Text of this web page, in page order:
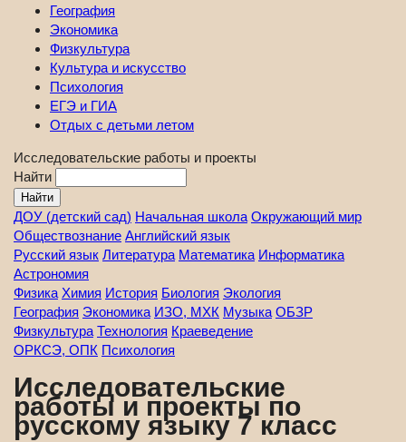
География
Экономика
Физкультура
Культура и искусство
Психология
ЕГЭ и ГИА
Отдых с детьми летом
Исследовательские работы и проекты
Найти
ДОУ (детский сад) Начальная школа Окружающий мир
Обществознание Английский язык
Русский язык Литература Математика Информатика
Астрономия
Физика Химия История Биология Экология
География Экономика ИЗО, МХК Музыка ОБЗР
Физкультура Технология Краеведение
ОРКСЭ, ОПК Психология
Исследовательские
работы и проекты по
русскому языку 7 класс